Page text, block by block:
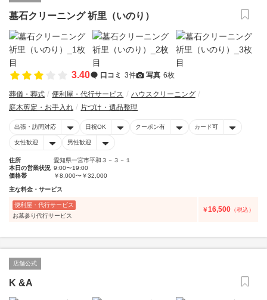
墓石クリーニング 祈里（いのり）
3.40 口コミ 3件 写真 6枚
葬儀・葬式 便利屋・代行サービス
ハウスクリーニング
庭木剪定・お手入れ
片づけ・遺品整理
出張・訪問対応 日祝OK クーポン有 カード可
女性歓迎 男性歓迎
住所
愛知県一宮市平和３－３－１
本日の営業状況 9:00〜19:00
価格帯
￥8,000〜￥32,000
主な料金・サービス
便利屋・代行サービス
お墓参り代行サービス
￥16,500 （税込）
店舗公式
K &A